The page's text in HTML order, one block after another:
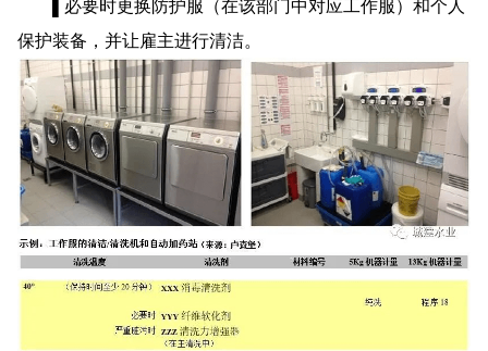
▌必要时更换防护服（在该部门中对应工作服）和个人
保护装备，并让雇主进行清洁。